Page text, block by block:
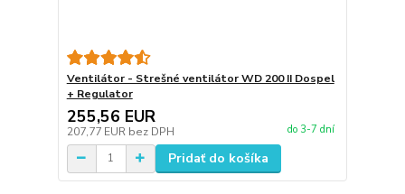
Ventilátor - Strešné ventilátor WD 200 II Dospel
+ Regulator
255,56 EUR
207,77 EUR bez DPH do 3-7 dní
Pridať do košíka